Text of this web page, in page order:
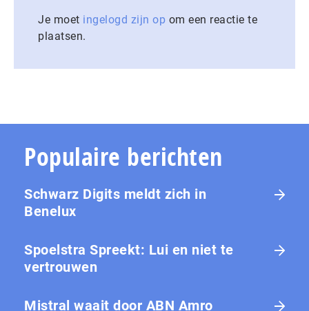
Je moet ingelogd zijn op om een reactie te
plaatsen.
Populaire berichten
Schwarz Digits meldt zich in
Benelux
Spoelstra Spreekt: Lui en niet te
vertrouwen
Mistral waait door ABN Amro